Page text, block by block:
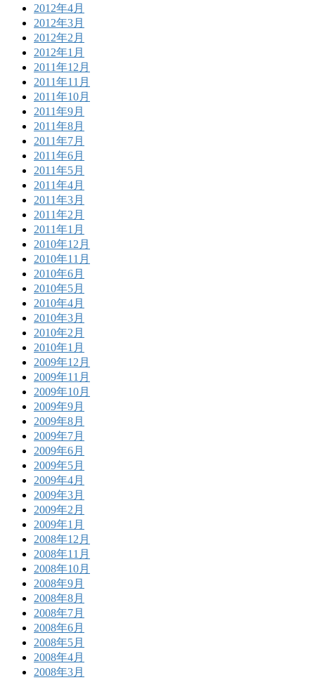
2012年4月
2012年3月
2012年2月
2012年1月
2011年12月
2011年11月
2011年10月
2011年9月
2011年8月
2011年7月
2011年6月
2011年5月
2011年4月
2011年3月
2011年2月
2011年1月
2010年12月
2010年11月
2010年6月
2010年5月
2010年4月
2010年3月
2010年2月
2010年1月
2009年12月
2009年11月
2009年10月
2009年9月
2009年8月
2009年7月
2009年6月
2009年5月
2009年4月
2009年3月
2009年2月
2009年1月
2008年12月
2008年11月
2008年10月
2008年9月
2008年8月
2008年7月
2008年6月
2008年5月
2008年4月
2008年3月